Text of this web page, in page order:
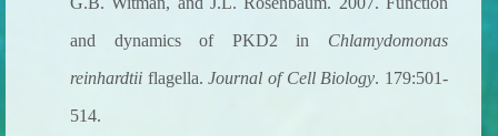
and dynamics of PKD2 in Chlamydomonas
reinhardtii flagella.Journal of Cell Biology. 179:501-
514.